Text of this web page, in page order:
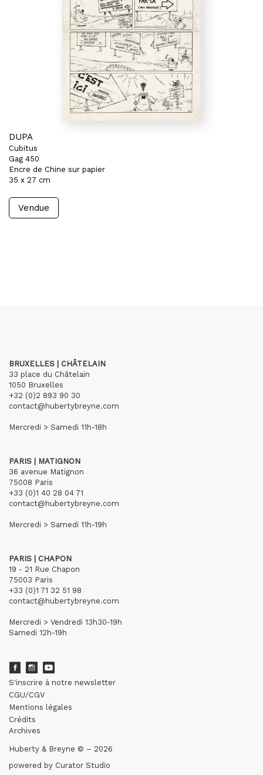
DUPA
Cubitus
Gag 450
Encre de Chine sur papier
35 x 27 cm
Vendue
BRUXELLES | CHÂTELAIN
33 place du Châtelain
1050 Bruxelles
+32 (0)2 893 90 30
contact@hubertybreyne.com
Mercredi > Samedi 11h-18h
PARIS | MATIGNON
36 avenue Matignon
75008 Paris
+33 (0)1 40 28 04 71
contact@hubertybreyne.com
Mercredi > Samedi 11h-19h
PARIS | CHAPON
19 - 21 Rue Chapon
75003 Paris
+33 (0)1 71 32 51 98
contact@hubertybreyne.com
Mercredi > Vendredi 13h30-19h
Samedi 12h-19h
S'inscrire à notre newsletter
CGU/CGV
Mentions légales
Crédits
Archives
Huberty & Breyne © – 2026
powered by Curator Studio